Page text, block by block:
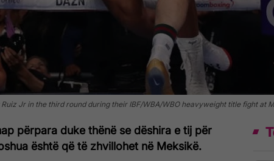
Jr in the third round during their IBF/WBA/WBO heavyweight title fight at
përpara duke thënë se dëshira e tij për
është që të zhvillohet në Meksikë.